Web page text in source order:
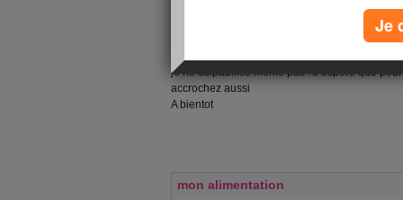
booste vraiment surtout que vendredi , je v
mon amie . Je ais pas trop ce que je v acheter
aimerai etre sexy . Je verrai quand je serai en
je ne culpabilise meme pas . J espere que
accrochez aussi
A bientot
mon alimentation
Je